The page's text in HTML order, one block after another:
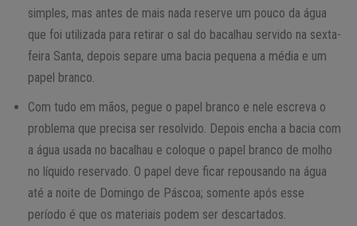
simples, mas antes de mais nada reserve um pouco da água
que foi utilizada para retirar o sal do bacalhau servido na sexta-
feira Santa, depois separe uma bacia pequena a média e um
papel branco.
Com tudo em mãos, pegue o papel branco e nele escreva o
problema que precisa ser resolvido. Depois encha a bacia com
a água usada no bacalhau e coloque o papel branco de molho
no líquido reservado. O papel deve ficar repousando na água
até a noite de Domingo de Páscoa; somente após esse
período é que os materiais podem ser descartados.